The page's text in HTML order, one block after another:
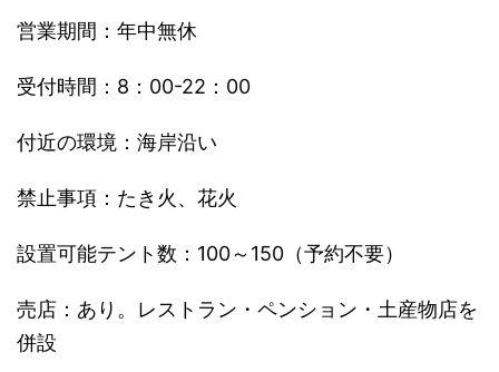
営業期間：年中無休
受付時間：8：00-22：00
付近の環境：海岸沿い
禁止事項：たき火、花火
設置可能テント数：100～150（予約不要）
売店：あり。レストラン・ペンション・土産物店を
併設